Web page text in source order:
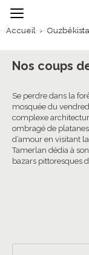
Accueil ›
Ouzbékistan
Nos coups
Se perdre dans la
mosquée du
complexe
ombragé de
d’amour en visitant
Tamerlan dédia à
bazars pittoresques